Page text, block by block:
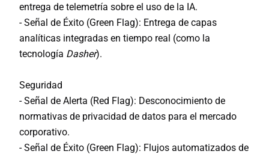
entrega de telemetría sobre el uso de la IA.
- Señal de Éxito (Green Flag): Entrega de capas
analíticas integradas en tiempo real (como la
tecnología Dasher).
Seguridad
- Señal de Alerta (Red Flag): Desconocimiento de
normativas de privacidad de datos para el mercado
corporativo.
- Señal de Éxito (Green Flag): Flujos automatizados de